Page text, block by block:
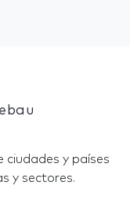
ciudades y países
y sectores.